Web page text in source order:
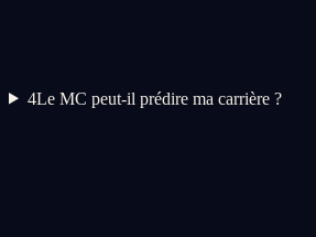
4Le MC peut-il prédire ma carrière ?